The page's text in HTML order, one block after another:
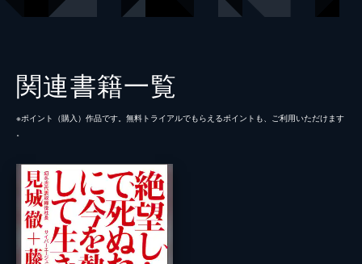
関連書籍一覧
※ポイント（購⼊）作品です。無料トライアルでもらえるポイントも、ご利⽤いただけます
。